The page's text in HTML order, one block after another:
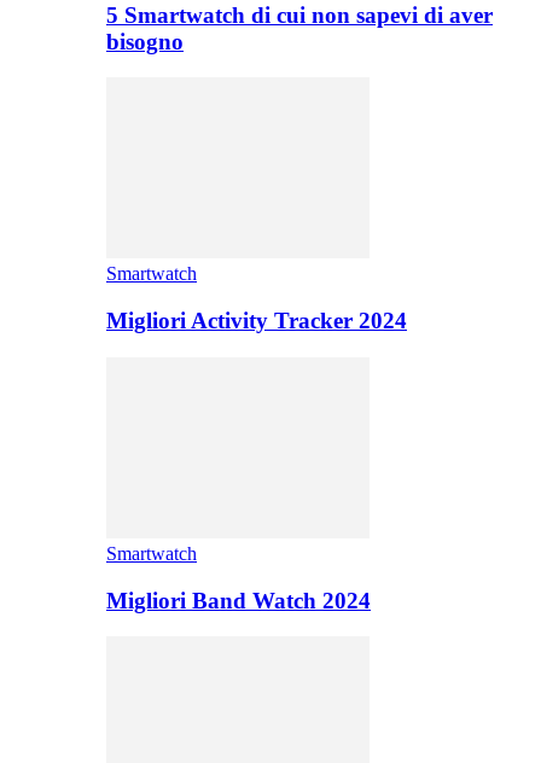
5 Smartwatch di cui non sapevi di aver
bisogno
Smartwatch
Migliori Activity Tracker 2024
Smartwatch
Migliori Band Watch 2024